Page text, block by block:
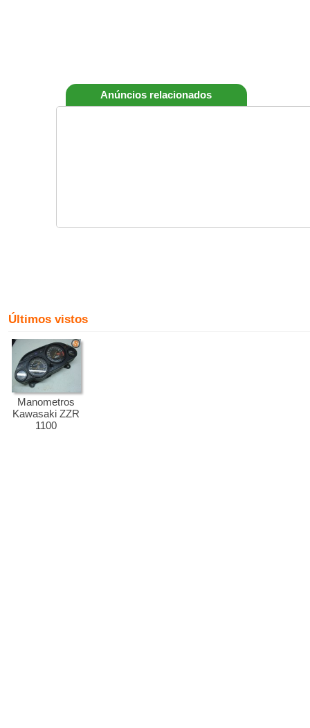
Anúncios relacionados
Últimos vistos
Manometros
Kawasaki ZZR
1100